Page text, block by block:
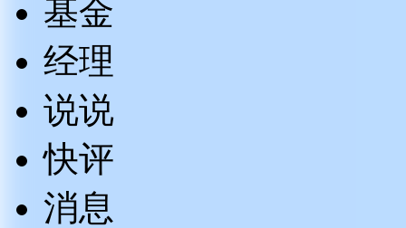
基金
经理
说说
快评
消息